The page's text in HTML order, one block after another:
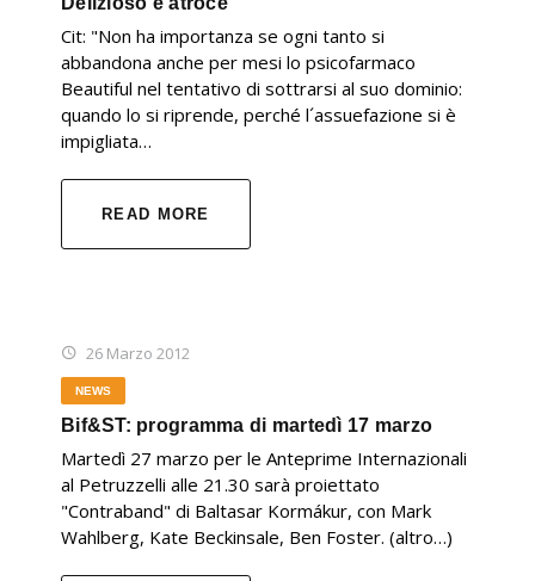
Cit: "Non ha importanza se ogni tanto si
abbandona anche per mesi lo psicofarmaco
Beautiful nel tentativo di sottrarsi al suo dominio:
quando lo si riprende, perché l´assuefazione si è
impigliata…
READ MORE
26 Marzo 2012
NEWS
Bif&ST: programma di martedì 17 marzo
Martedì 27 marzo per le Anteprime Internazionali
al Petruzzelli alle 21.30 sarà proiettato
"Contraband" di Baltasar Kormákur, con Mark
Wahlberg, Kate Beckinsale, Ben Foster. (altro…)